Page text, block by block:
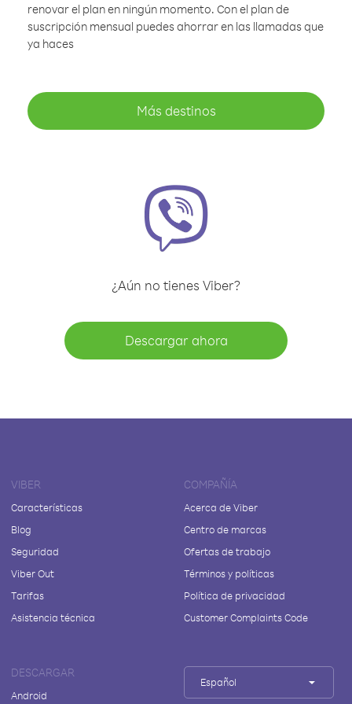
renovar el plan en ningún momento. Con el plan de
suscripción mensual puedes ahorrar en las llamadas que
ya haces
Más destinos
¿Aún no tienes Viber?
Descargar ahora
VIBER
Características
Blog
Seguridad
Viber Out
Tarifas
Asistencia técnica
COMPAÑÍA
Acerca de Viber
Centro de marcas
Ofertas de trabajo
Términos y políticas
Política de privacidad
Customer Complaints Code
DESCARGAR
Android
Español